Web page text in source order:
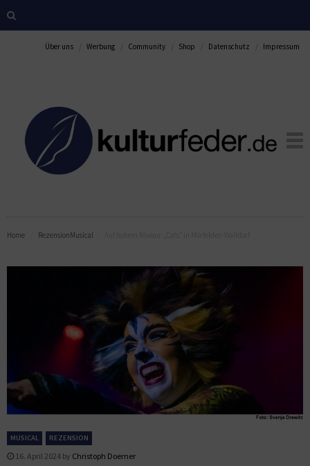
Über uns Werbung Community Shop Datenschutz Impressum
Home RezensionMusical
MUSICAL REZENSION
16. April 2024 by Christoph Doerner